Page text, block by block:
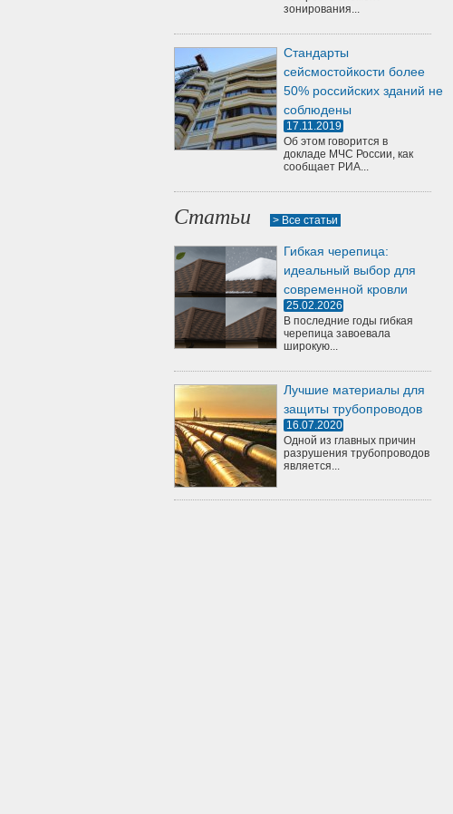
зонирования...
Стандарты
сейсмостойкости более
50% российских зданий не
соблюдены
17.11.2019
Об этом говорится в
докладе МЧС России, как
сообщает РИА...
Статьи > Все статьи
Гибкая черепица:
идеальный выбор для
современной кровли
25.02.2026
В последние годы гибкая
черепица завоевала
широкую...
Лучшие материалы для
защиты трубопроводов
16.07.2020
Одной из главных причин
разрушения трубопроводов
является...